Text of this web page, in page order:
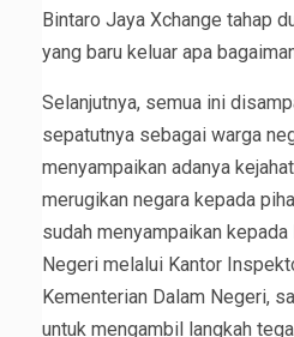
Bintaro Jaya Xchange tahap
yang baru keluar apa
Selanjutnya, semua ini
sepatutnya sebagai warga
menyampaikan adanya
merugikan negara kepada
sudah menyampaikan
Negeri melalui Kantor
Kementerian Dalam Negeri,
untuk mengambil langkah